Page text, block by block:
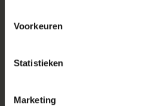
Voorkeuren
Statistieken
Marketing
ARMLEGGERS |